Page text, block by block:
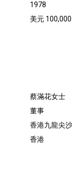
1978
美元
蔡滿花女士
董事
香港九龍尖
香港